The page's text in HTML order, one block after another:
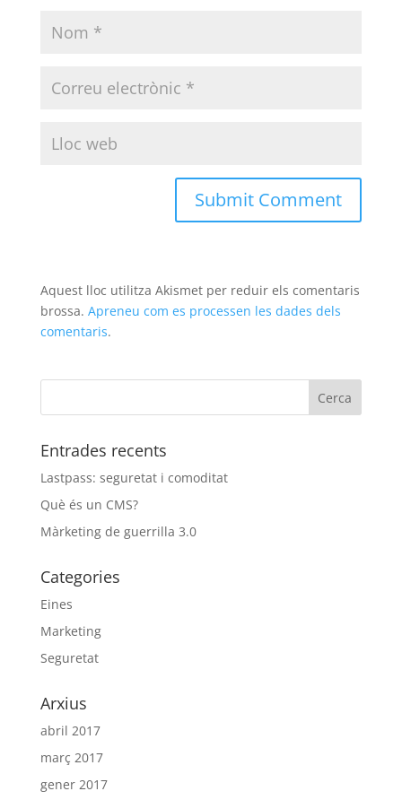
Aquest lloc utilitza Akismet per reduir els comentaris
brossa. Apreneu com es processen les dades dels
comentaris.
Entrades recents
Lastpass: seguretat i comoditat
Què és un CMS?
Màrketing de guerrilla 3.0
Categories
Eines
Marketing
Seguretat
Arxius
abril 2017
març 2017
gener 2017